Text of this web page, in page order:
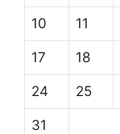
10 11
17 18
24 25
31